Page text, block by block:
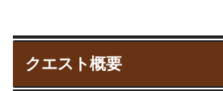
クエスト概要